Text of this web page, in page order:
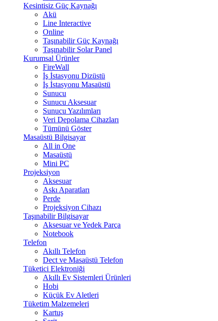
Kesintisiz Güç Kaynağı
Akü
Line Interactive
Online
Taşınabilir Güç Kaynağı
Taşınabilir Solar Panel
Kurumsal Ürünler
FireWall
İş İstasyonu Dizüstü
İş İstasyonu Masaüstü
Sunucu
Sunucu Aksesuar
Sunucu Yazılımları
Veri Depolama Cihazları
Tümünü Göster
Masaüstü Bilgisayar
All in One
Masaüstü
Mini PC
Projeksiyon
Aksesuar
Askı Aparatları
Perde
Projeksiyon Cihazı
Taşınabilir Bilgisayar
Aksesuar ve Yedek Parça
Notebook
Telefon
Akıllı Telefon
Dect ve Masaüstü Telefon
Tüketici Elektroniği
Akıllı Ev Sistemleri Ürünleri
Hobi
Küçük Ev Aletleri
Tüketim Malzemeleri
Kartuş